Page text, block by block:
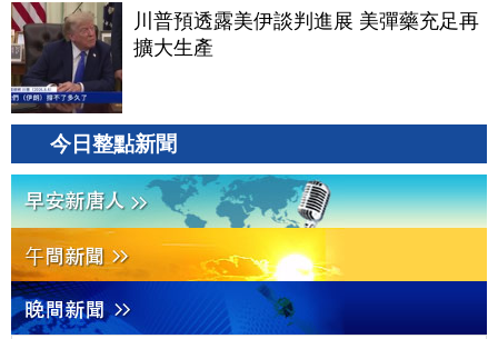
川普預透露美伊談判進展 美彈藥充足再
擴大生產
今日整點新聞